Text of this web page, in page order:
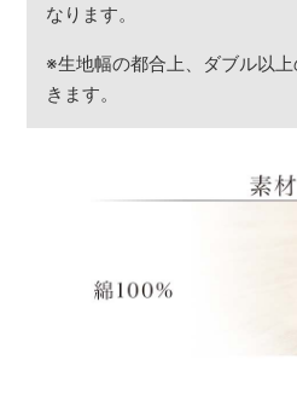
なります。
※生地幅の都合上、ダブル以
きます。